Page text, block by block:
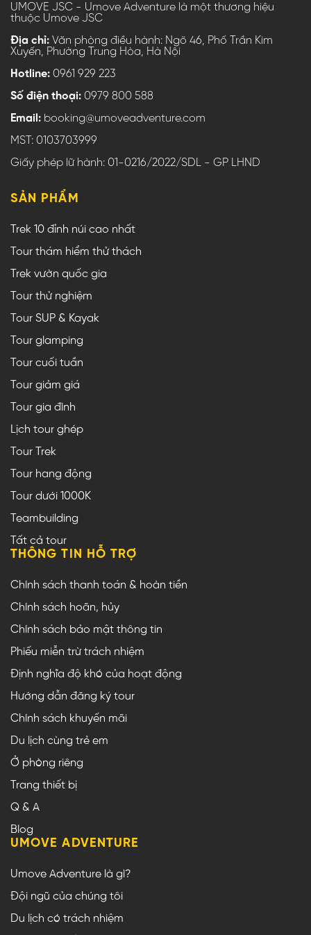
UMOVE JSC - Umove Adventure là một thương hiệu
thuộc Umove JSC
Địa chỉ: Văn phòng điều hành: Ngõ 46, Phố Trần Kim
Xuyến, Phường Trung Hòa, Hà Nội
Hotline: 0961 929 223
Số điện thoại: 0979 800 588
Email: booking@umoveadventure.com
MST: 0103703999
Giấy phép lữ hành: 01-0216/2022/SDL - GP LHND
SẢN PHẨM
Trek 10 đỉnh núi cao nhất
Tour thám hiểm thử thách
Trek vườn quốc gia
Tour thử nghiệm
Tour SUP & Kayak
Tour glamping
Tour cuối tuần
Tour giảm giá
Tour gia đình
Lịch tour ghép
Tour Trek
Tour hang động
Tour dưới 1000K
Teambuilding
Tất cả tour
THÔNG TIN HỖ TRỢ
Chính sách thanh toán & hoàn tiền
Chính sách hoãn, hủy
Chính sách bảo mật thông tin
Phiếu miễn trừ trách nhiệm
Định nghĩa độ khó của hoạt động
Hướng dẫn đăng ký tour
Chính sách khuyến mãi
Du lịch cùng trẻ em
Ở phòng riêng
Trang thiết bị
Q & A
Blog
UMOVE ADVENTURE
Umove Adventure là gì?
Đội ngũ của chúng tôi
Du lịch có trách nhiệm